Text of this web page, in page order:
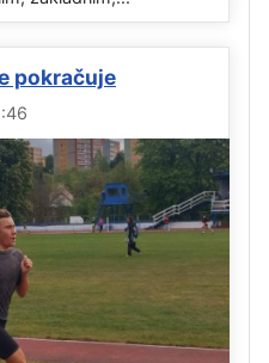
pokračuje